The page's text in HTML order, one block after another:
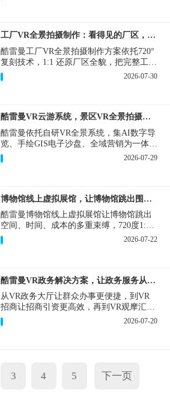
号、官网等线上平台。
工厂VR全景拍摄制作：看得见的厂区，省下来的成本
酷雷曼工厂VR全景拍摄制作方案依托720°
复刻技术，1:1 还原厂区全貌，把完整工厂
搬进手机、电脑大屏，既是工厂对外拓客
的数字化名片，也是内部管理、人员培训
2026-07-30
酷雷曼VR云游系统，景区VR全景拍摄制作一站式落地
酷雷曼依托自研VR全景系统，集AI数字导
览、手绘GIS电子沙盘、全域营销为一体，
打造从VR全景拍摄制作到成熟VR云游落
地案例。
2026-07-29
博物馆线上虚拟展馆，让博物馆跳出围墙让历史随处可及
酷雷曼博物馆线上虚拟展馆让博物馆跳出
空间、时间、成本的多重束缚，720度1:1
实景复刻的VR数字展厅，已经成为博物馆
数字化刚需新基建。
2026-07-22
酷雷曼VR政务解决方案，让政务服务从“看得见”开始
从VR政务大厅让群众办事更便捷，到VR
招商让招商引资更高效，再到VR观摩汇报
让政务成果更直观，酷雷曼VR政务解决方
案，解锁政务服务新体验，让服务从“看得
2026-07-20
3 4 5 下一页